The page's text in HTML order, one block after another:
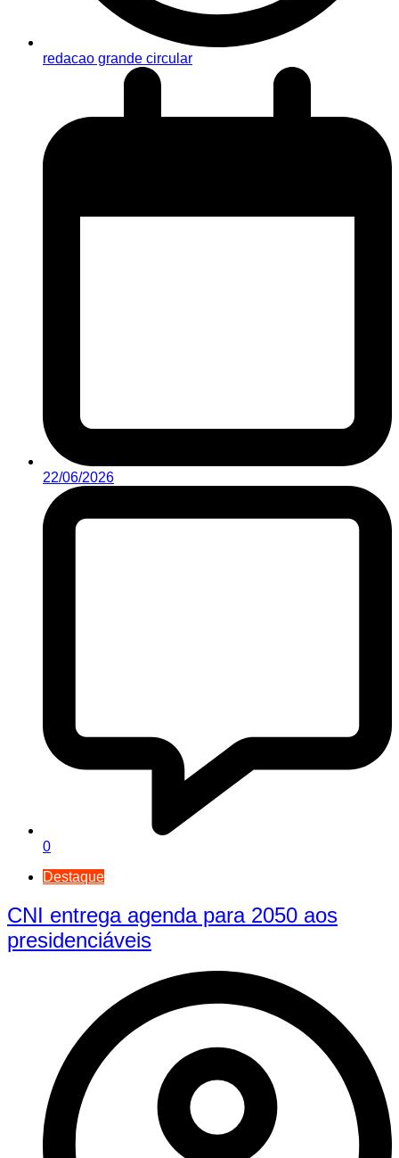
redacao grande circular
22/06/2026
0
Destaque
CNI entrega agenda para 2050 aos
presidenciáveis